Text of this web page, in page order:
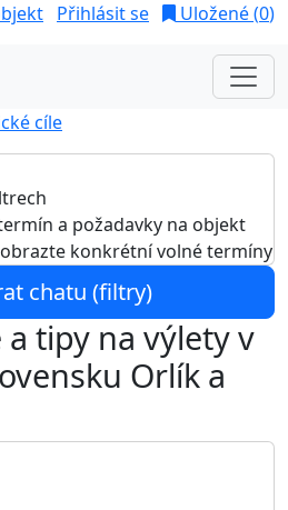
Přihlásit se Uložené (0)
cíle
a požadavky na objekt
konkrétní volné termíny
chatu (filtry)
tipy na výlety v
Orlík a